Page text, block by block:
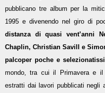
pubblicano tre album per la
1995 e divenendo nel giro di
distanza di quasi vent’anni
Chaplin, Christian Savill e
palcoper poche e
mondo, tra cui il Primavera e il
estratti dai lavori pubblicati negli